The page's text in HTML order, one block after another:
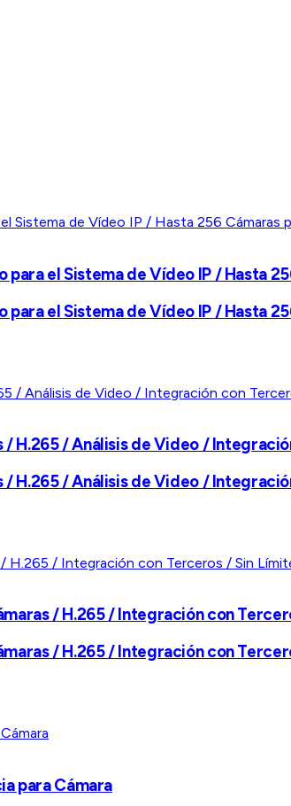
el Sistema de Vídeo IP / Hasta
el Sistema de Vídeo IP / Hasta
H.265 / Análisis de Video /
H.265 / Análisis de Video /
/ H.265 / Integración con
/ H.265 / Integración con
para Cámara